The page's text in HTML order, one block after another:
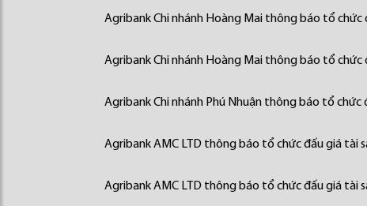
Agribank Chi nhánh Hoàng Mai thông báo tổ chức
Agribank Chi nhánh Hoàng Mai thông báo tổ chức
Agribank Chi nhánh Phú Nhuận thông báo tổ chức
Agribank AMC LTD thông báo tổ chức đấu giá tài
Agribank AMC LTD thông báo tổ chức đấu giá tài